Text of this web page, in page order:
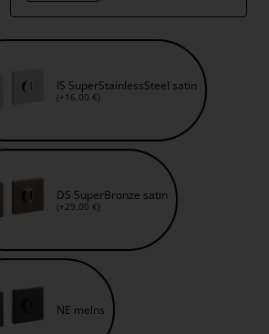
IS SuperStainlessSteel satin
(+16,00 €)
DS SuperBronze satin
(+29,00 €)
NE melns